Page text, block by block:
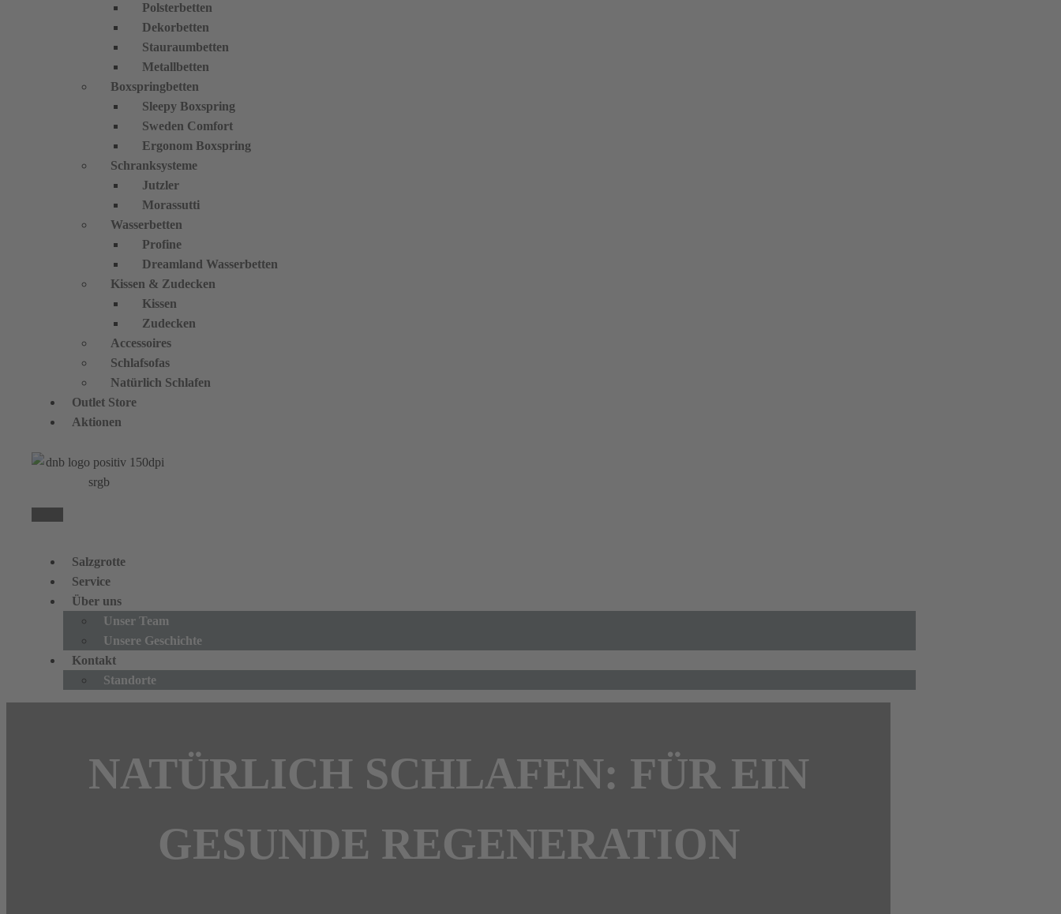
Polsterbetten
Dekorbetten
Stauraumbetten
Metallbetten
Boxspringbetten
Sleepy Boxspring
Sweden Comfort
Ergonom Boxspring
Schranksysteme
Jutzler
Morassutti
Wasserbetten
Profine
Dreamland Wasserbetten
Kissen & Zudecken
Kissen
Zudecken
Accessoires
Schlafsofas
Natürlich Schlafen
Outlet Store
Aktionen
Salzgrotte
Service
Über uns
Unser Team
Unsere Geschichte
Kontakt
Standorte
NATÜRLICH SCHLAFEN: FÜR EIN
GESUNDE REGENERATION